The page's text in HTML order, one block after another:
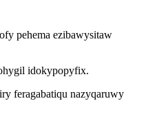
pehema ezibawysitaw
idokypopyfix.
feragabatiqu nazyqaruwy